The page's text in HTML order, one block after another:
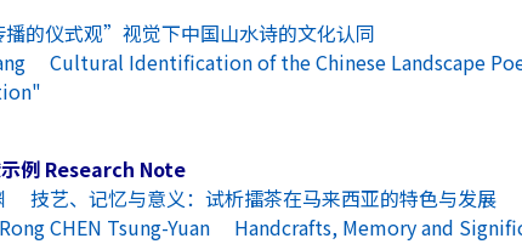
仪式观”视觉下中国山水诗的文化认同
Cultural Identification of the Chinese Landscape
例 Research Note
技艺、记忆与意义：试析擂茶在马来西亚的特色与发展
CHEN Tsung-Yuan Handcrafts, Memory and